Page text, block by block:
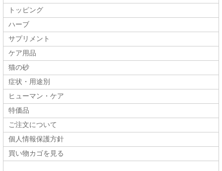
トッピング
ハーブ
サプリメント
ケア用品
猫の砂
症状・用途別
ヒューマン・ケア
特価品
ご注文について
個人情報保護方針
買い物カゴを見る